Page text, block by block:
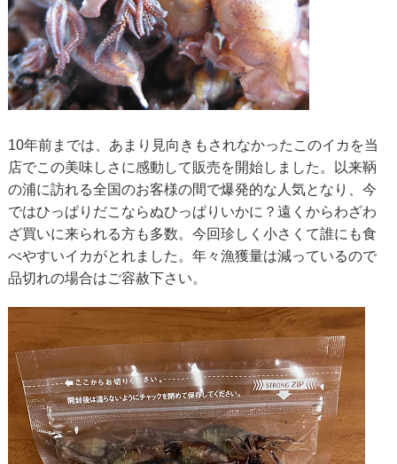
10年前までは、あまり見向きもされなかったこのイカを当
店でこの美味しさに感動して販売を開始しました。以来鞆
の浦に訪れる全国のお客様の間で爆発的な人気となり、今
ではひっぱりだこならぬひっぱりいかに？遠くからわざわ
ざ買いに来られる方も多数。今回珍しく小さくて誰にも食
べやすいイカがとれました。年々漁獲量は減っているので
品切れの場合はご容赦下さい。